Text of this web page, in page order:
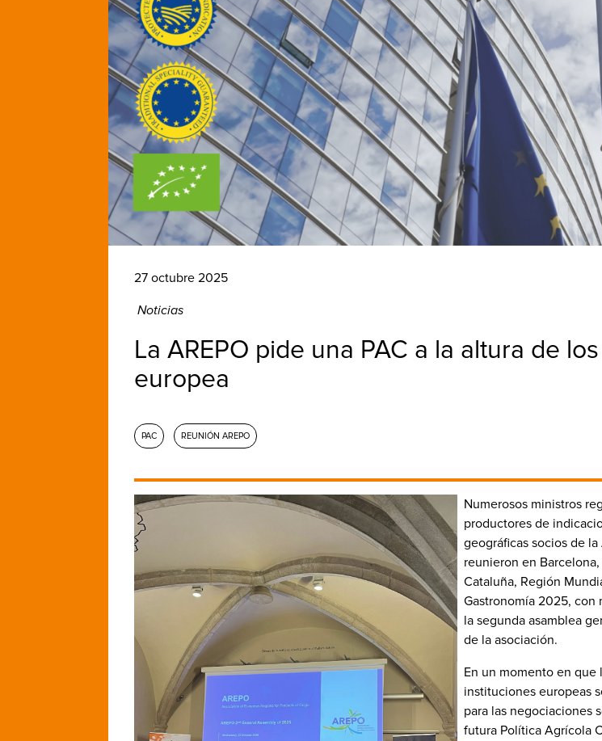
27 octubre 2025
Noticias
La AREPO pide una PAC a la altura de
europea
PAC REUNIÓN AREPO
Numerosos ministros
productores de
geográficas socios de la
reunieron en Barcelona,
Cataluña, Región
Gastronomía 2025, con
la segunda asamblea
de la asociación.
En un momento en que
instituciones europeas
para las negociaciones
futura Política Agrícola